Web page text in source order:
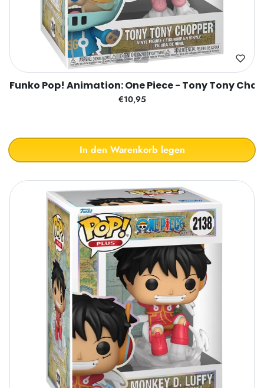
Funko Pop! Animation: One Piece - Tony Tony
€10,95
In den Warenkorb legen